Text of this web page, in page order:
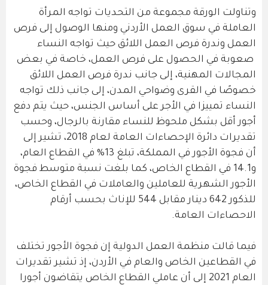
وتناولت الورقة مجموعة من التحديات تواجه المرأة
العاملة في سوق العمل الأردني ومنها الوصول إلى فرص
العمل وندرة فرص العمل اللائق حيث تواجه النساء
صعوبة في الحصول على فرص العمل، خاصة في بعض
المجالات المهنية، إلى جانب ندرة فرص العمل اللائق
خصوصًا في القرى وضواحي المدن، إلى جانب ذلك تواجه
النساء تمييزا في الأجر على أساس الجنس، حيث يتم دفع
أجور أقل بشكل ملحوظ للنساء مقارنة بالرجال، وحسب
تقديرات دائرة الإحصاءات العامة لعام 2018، تشير إلى
أن فجوة الأجور في المملكة، تبلغ 13% في القطاع العام،
و14.1 في القطاع الخاص، كما بلغت نسبة متوسط فجوة
الأجور الشهرية للعاملين والعاملات في القطاع الخاص،
للذكور 642 دينار مقابل 544 للإناث بحسب أرقام
الاحصاءات العامة.
فيما قالت منظمة العمل الدولية إن فجوة الأجور تختلف
في القطاعين الخاص والعام في الأردن، إذ تشير تقديرات
العام 2021 إلى أن عاملي القطاع الخاص يتقاضون أجورا